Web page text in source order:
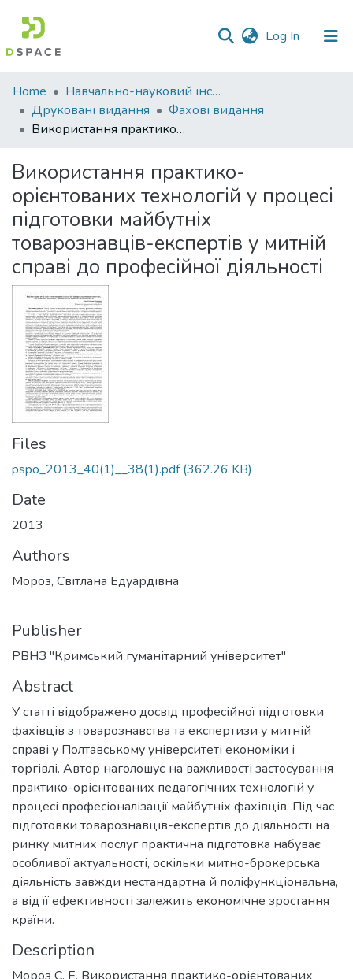
Log In (current)
Communities
&
Collections
Statistics
Home
Навчально-науковий інститут економіки, управління, права та інформаційних технологій
Друковані видання
Фахові видання
Використання практико-орієнтованих технологій у процесі підготовки майбутніх товарознавців-експертів у митній справі до професійної діяльності
Використання практико-
орієнтованих технологій у процесі
підготовки майбутніх
товарознавців-експертів у митній
справі до професійної діяльності
Files
pspo_2013_40(1)__38(1).pdf(362.26 KB)
Date
2013
Authors
Мороз, Світлана Едуардівна
Publisher
РВНЗ "Кримський гуманітарний університет"
Abstract
У статті відображено досвід професійної підготовки
фахівців з товарознавства та експертизи у митній
справі у Полтавському університеті економіки і
торгівлі. Автор наголошує на важливості застосування
практико-орієнтованих педагогічних технологій у
процесі професіоналізації майбутніх фахівців. Під час
підготовки товарознавців-експертів до діяльності на
ринку митних послуг практична підготовка набуває
особливої актуальності, оскільки митно-брокерська
діяльність завжди нестандартна й поліфункціональна,
а від її ефективності залежить економічне зростання
країни.
Description